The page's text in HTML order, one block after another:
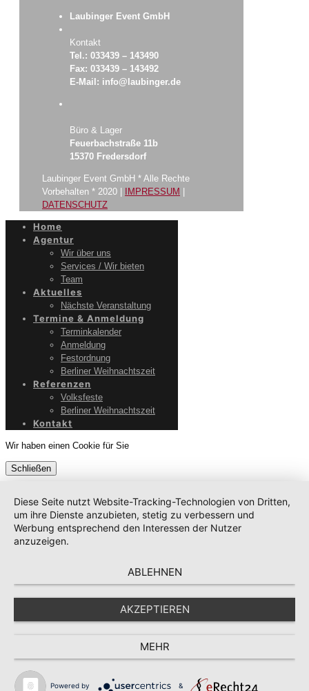
Laubinger Event GmbH
Kontakt
Tel.: 033439 – 143490
Fax: 033439 – 143492
E-Mail: info@laubinger.de
Büro & Lager
Feuerbachstraße 11b
15370 Fredersdorf
Laubinger Event GmbH * Alle Rechte
Vorbehalten * 2020 |
IMPRESSUM
DATENSCHUTZ
Home
Agentur
Wir über uns
Services / Wir bieten
Team
Aktuelles
Nächste Veranstaltung
Termine & Anmeldung
Terminkalender
Anmeldung
Festordnung
Berliner Weihnachtszeit
Referenzen
Volksfeste
Berliner Weihnachtszeit
Kontakt
Wir haben einen Cookie für Sie
Schließen
Diese Seite nutzt Website-Tracking-Technologien von Dritten,
um ihre Dienste anzubieten, stetig zu verbessern und
Werbung entsprechend den Interessen der Nutzer
anzuzeigen.
ABLEHNEN
AKZEPTIEREN
MEHR
Powered by &